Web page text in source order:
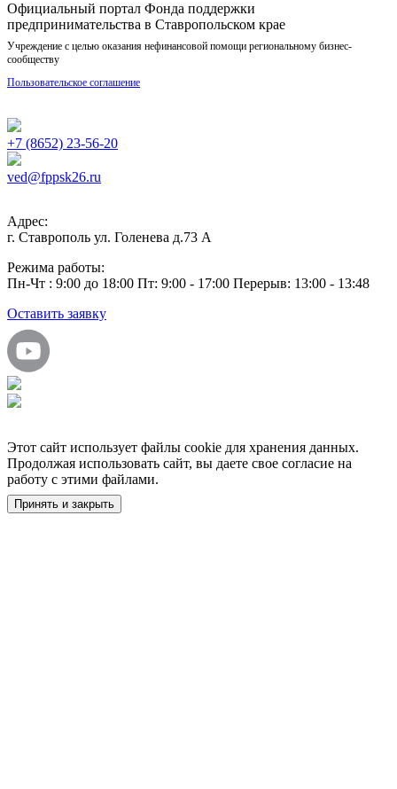
Официальный портал Фонда поддержки
предпринимательства в Ставропольском крае
Учреждение с целью оказания нефинансовой помощи региональному бизнес-
сообществу
Пользовательское соглашение
+7 (8652) 23-56-20
ved@fppsk26.ru
Адрес:
г. Ставрополь ул. Голенева д.73 A
Режима работы:
Пн-Чт : 9:00 до 18:00 Пт: 9:00 - 17:00 Перерыв: 13:00 - 13:48
Оставить заявку
Этот сайт использует файлы cookie для хранения данных.
Продолжая использовать сайт, вы даете свое согласие на
работу с этими файлами.
Принять и закрыть